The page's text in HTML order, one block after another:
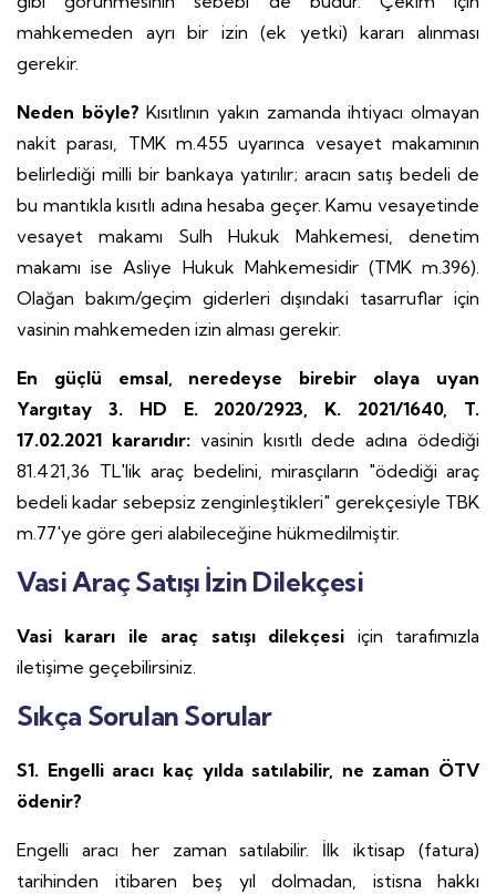
mahkemeden ayrı bir izin (ek yetki) kararı alınması
gerekir.
Neden böyle? Kısıtlının yakın zamanda ihtiyacı olmayan
nakit parası, TMK m.455 uyarınca vesayet makamının
belirlediği milli bir bankaya yatırılır; aracın satış bedeli de
bu mantıkla kısıtlı adına hesaba geçer. Kamu vesayetinde
vesayet makamı Sulh Hukuk Mahkemesi, denetim
makamı ise Asliye Hukuk Mahkemesidir (TMK m.396).
Olağan bakım/geçim giderleri dışındaki tasarruflar için
vasinin mahkemeden izin alması gerekir.
En güçlü emsal, neredeyse birebir olaya uyan
Yargıtay 3. HD E. 2020/2923, K. 2021/1640, T.
17.02.2021 kararıdır:vasinin kısıtlı dede adına ödediği
81.421,36 TL'lik araç bedelini, mirasçıların "ödediği araç
bedeli kadar sebepsiz zenginleştikleri" gerekçesiyle TBK
m.77'ye göre geri alabileceğine hükmedilmiştir.
Vasi Araç Satışı İzin Dilekçesi
Vasi kararı ile araç satışı dilekçesi için tarafımızla
iletişime geçebilirsiniz.
Sıkça Sorulan Sorular
S1. Engelli aracı kaç yılda satılabilir, ne zaman ÖTV
ödenir?
Engelli aracı her zaman satılabilir. İlk iktisap (fatura)
tarihinden itibaren beş yıl dolmadan, istisna hakkı